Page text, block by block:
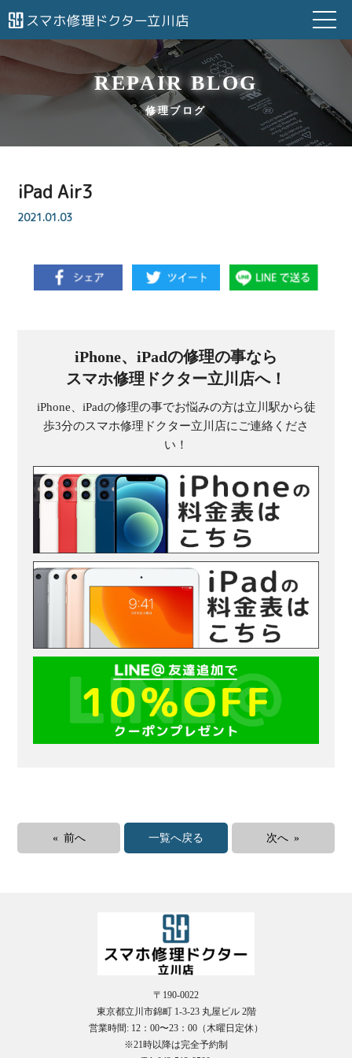
REPAIR BLOG
修理ブログ
iPad Air3
2021.01.03
iPhone、iPadの修理の事なら
スマホ修理ドクター立川店へ！
iPhone、iPadの修理の事でお悩みの方は立川駅から徒
歩3分のスマホ修理ドクター立川店にご連絡くださ
い！
« 前へ 一覧へ戻る 次へ »
〒190-0022
東京都立川市錦町 1-3-23 丸屋ビル 2階
営業時間: 12：00〜23：00（木曜日定休）
※21時以降は完全予約制